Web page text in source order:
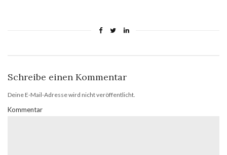
Schreibe einen Kommentar
Deine E-Mail-Adresse wird nicht veröffentlicht.
Kommentar